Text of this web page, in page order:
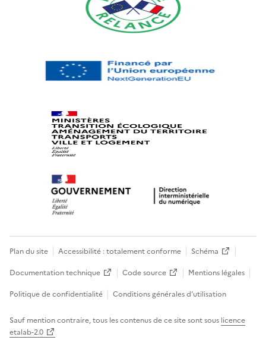
Plan du site Accessibilité : totalement conforme
Schéma
Documentation technique
Code source
Mentions légales
Politique de confidentialité
Conditions générales d’utilisation
Sauf mention contraire, tous les contenus de ce site sont sous licence
etalab-2.0